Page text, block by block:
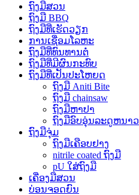
ຖົງມືສວນ
ຖົງມື BBQ
ຖົງມືທີ່ເຮັດວຽກ
ການເຊື່ອມໂລຫະ
ຖົງມືທີ່ທົນທານຕໍ່
ຖົງມືທີ່ມີຜົນກະທົບ
ຖົງມືທີ່ເປັນປະໂຫຍດ
ຖົງມື Aniti Bite
ຖົງມື chainsaw
ຖົງມືຫາປາ
ຖົງມືອົບອຸ່ນລະດູຫນາວ
ຖົງມືຈຸ່ມ
ຖົງມືເຄືອບຢາງ
nitrile coated ຖົງມື
pU ໃສ່ຖົງມື
ເຄື່ອງມືສວນ
ບ່ອນຈອດຍົນ